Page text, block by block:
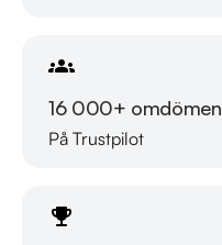
16 000+ omdömen
På Trustpilot